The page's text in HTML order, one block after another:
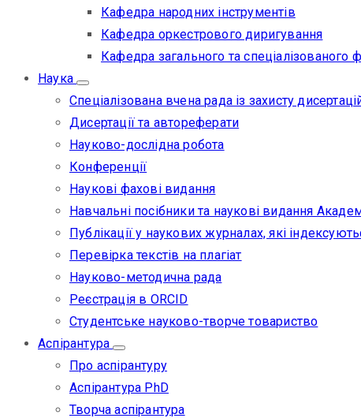
Кафедра народних інструментів
Кафедра оркестрового диригування
Кафедра загального та спеціалізованого
Наука
Спеціалізована вчена рада із захисту
Дисертації та автореферати
Науково-дослідна робота
Конференції
Наукові фахові видання
Навчальні посібники та наукові видання
Публікації у наукових журналах, які
Перевірка текстів на плагіат
Науково-методична рада
Реєстрація в ORCID
Студентське науково-творче товариство
Аспірантура
Про аспірантуру
Аспірантура PhD
Творча аспірантура